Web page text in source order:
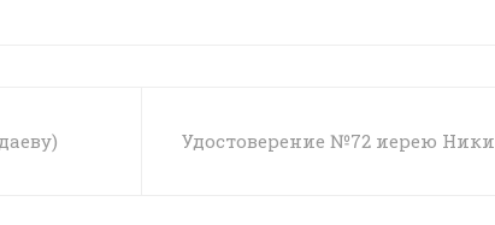
Удостоверение №72 иерею